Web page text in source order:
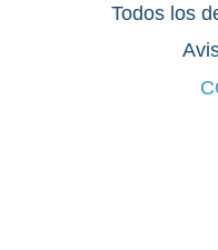
Todos los